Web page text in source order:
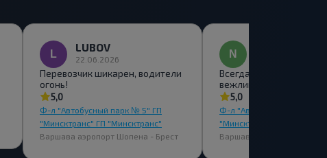
LUBOV
22.06.2026
Перевозчик шикарен, водители
огонь!
5,0
Ф-л "Автобусный парк № 5" ГП
"Минсктранс" ГП "Минсктранс"
Варшава аэропорт Шопена - Брест
Всегда вовремя, есть
вежливый персонал
5,0
Ф-л "Автобусный парк №
"Минсктранс" ГП
Варшава аэропорт